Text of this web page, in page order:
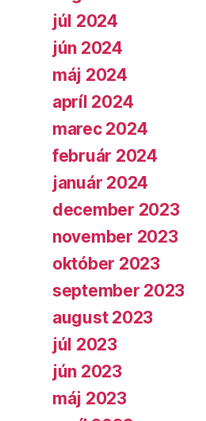
júl 2024
jún 2024
máj 2024
apríl 2024
marec 2024
február 2024
január 2024
december 2023
november 2023
október 2023
september 2023
august 2023
júl 2023
jún 2023
máj 2023